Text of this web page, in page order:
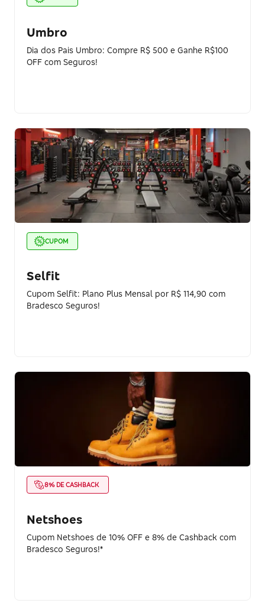
Umbro
Dia dos Pais Umbro: Compre R$ 500 e Ganhe R$100
OFF com Seguros!
CUPOM
Selfit
Cupom Selfit: Plano Plus Mensal por R$ 114,90 com
Bradesco Seguros!
8% DE CASHBACK
Netshoes
Cupom Netshoes de 10% OFF e 8% de Cashback com
Bradesco Seguros!*